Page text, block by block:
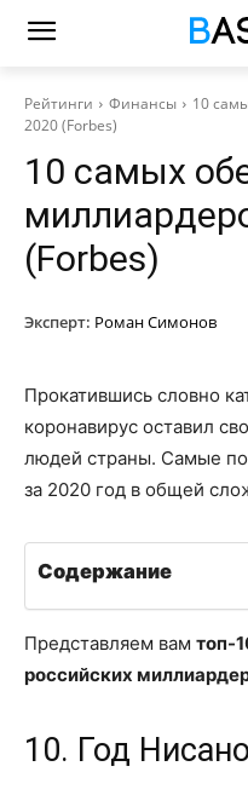
Рейтинги Финансы
10
2020 (Forbes)
10 самых
(Forbes)
Эксперт: Роман Симонов
Прокатившись словно
коронавирус оставил
людей страны. Самые
за 2020 год в общей
Содержание
Представляем вам топ-
российских
10. Год